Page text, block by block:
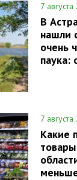
7
В
нашли
очень
паука:
7
Какие